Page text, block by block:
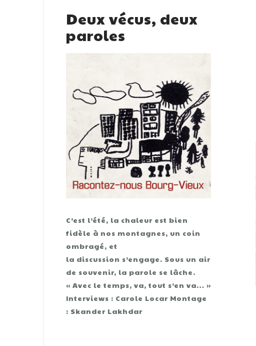
Deux vécus, deux
paroles
C’est l’été, la chaleur est bien
fidèle à nos montagnes, un coin
ombragé, et
la discussion s’engage. Sous un air
de souvenir, la parole se lâche.
« Avec le temps, va, tout s’en va… »
Interviews : Carole Locar Montage
: Skander Lakhdar